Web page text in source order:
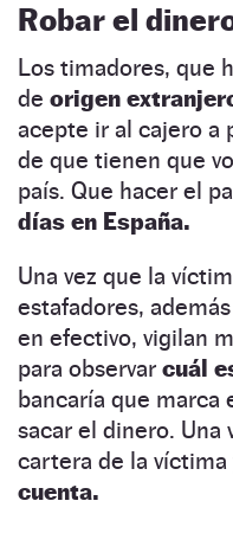
Robar el
Los timadores, que
de origen
acepte ir al cajero a
de que tienen que
país. Que hacer el
días en España.
Una vez que la
estafadores,
en efectivo, vigilan
para observar cuál
bancaría que marca
sacar el dinero. Una
cartera de la víctima
cuenta.